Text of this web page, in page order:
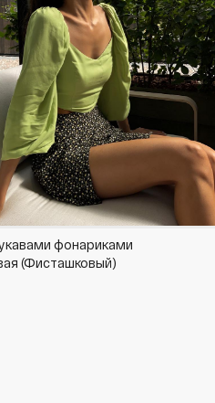
фонариками
(Фисташковый)